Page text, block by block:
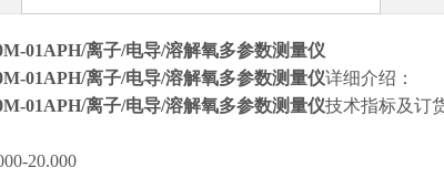
01APH/离子/电导/溶解氧多参数测量仪
01APH/离子/电导/溶解氧多参数测量仪详细介绍：
01APH/离子/电导/溶解氧多参数测量仪技术指标及订
20.000